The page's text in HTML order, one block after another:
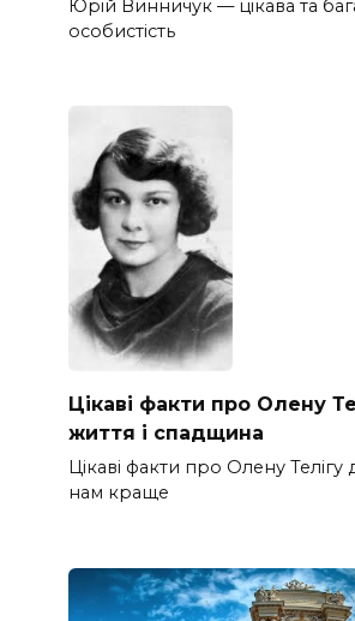
Юрій Винничук — цікава та
особистість
Цікаві факти про Олену
життя і спадщина
Цікаві факти про Олену
нам краще